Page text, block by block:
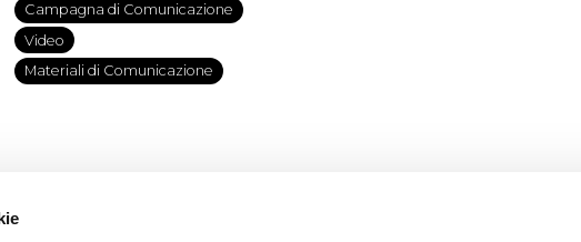
Campagna di Comunicazione
Video
Materiali di Comunicazione